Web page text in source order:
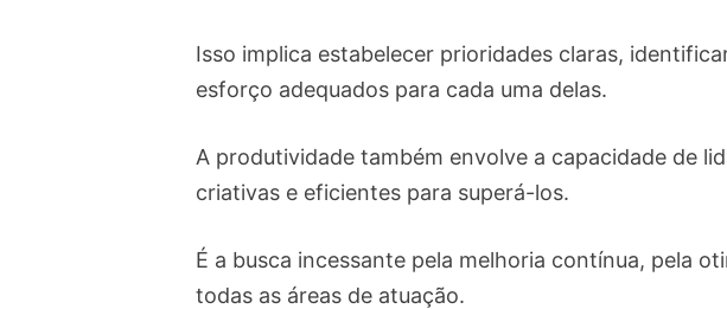
Isso implica estabelecer prioridades claras,
esforço adequados para cada uma delas.
A produtividade também envolve a capacidade de
criativas e eficientes para superá-los.
É a busca incessante pela melhoria contínua, pela
todas as áreas de atuação.